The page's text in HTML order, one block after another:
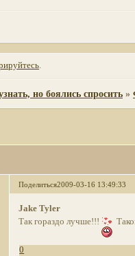
.
но боялись спросить »
Поделиться2009-03-16 13:49:33
Jake Tyler
Так гораздо лучше!!!
0